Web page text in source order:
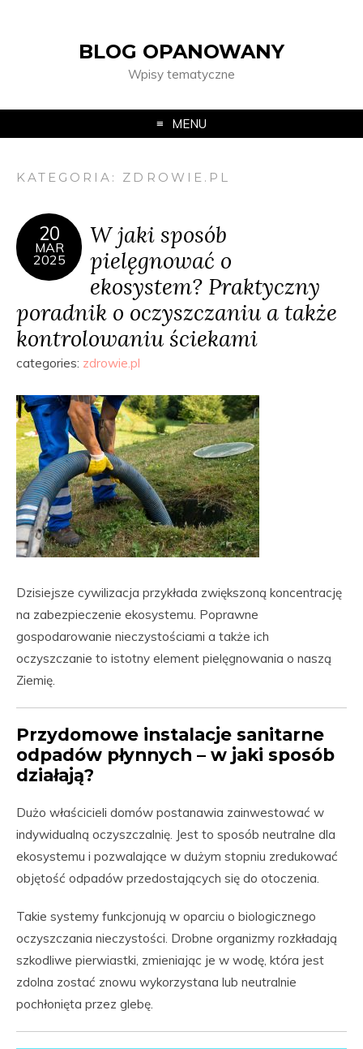
BLOG OPANOWANY
Wpisy tematyczne
MENU
KATEGORIA: ZDROWIE.PL
20
MAR
2025
W jaki sposób
pielęgnować o
ekosystem? Praktyczny
poradnik o oczyszczaniu a także
kontrolowaniu ściekami
categories: zdrowie.pl
Dzisiejsze cywilizacja przykłada zwiększoną koncentrację
na zabezpieczenie ekosystemu. Poprawne
gospodarowanie nieczystościami a także ich
oczyszczanie to istotny element pielęgnowania o naszą
Ziemię.
Przydomowe instalacje sanitarne
odpadów płynnych – w jaki sposób
działają?
Dużo właścicieli domów postanawia zainwestować w
indywidualną oczyszczalnię. Jest to sposób neutralne dla
ekosystemu i pozwalające w dużym stopniu zredukować
objętość odpadów przedostających się do otoczenia.
Takie systemy funkcjonują w oparciu o biologicznego
oczyszczania nieczystości. Drobne organizmy rozkładają
szkodliwe pierwiastki, zmieniając je w wodę, która jest
zdolna zostać znowu wykorzystana lub neutralnie
pochłonięta przez glebę.